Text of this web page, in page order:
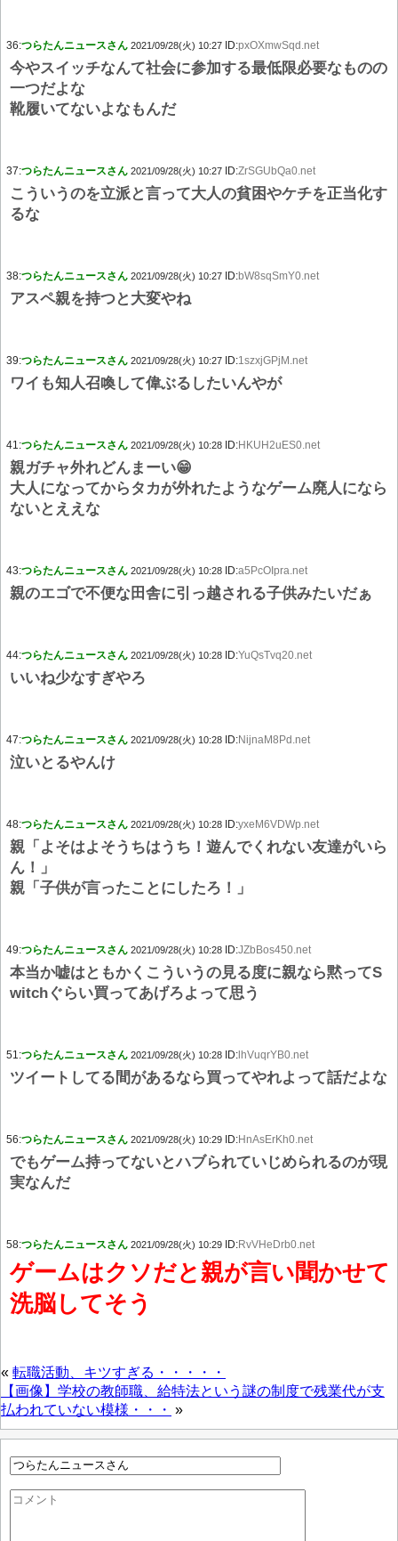
36:つらたんニュースさん 2021/09/28(火) 10:27 ID:pxOXmwSqd.net
今やスイッチなんて社会に参加する最低限必要なものの
一つだよな
靴履いてないよなもんだ
37:つらたんニュースさん 2021/09/28(火) 10:27 ID:ZrSGUbQa0.net
こういうのを立派と言って大人の貧困やケチを正当化す
るな
38:つらたんニュースさん 2021/09/28(火) 10:27 ID:bW8sqSmY0.net
アスペ親を持つと大変やね
39:つらたんニュースさん 2021/09/28(火) 10:27 ID:1szxjGPjM.net
ワイも知人召喚して偉ぶるしたいんやが
41:つらたんニュースさん 2021/09/28(火) 10:28 ID:HKUH2uES0.net
親ガチャ外れどんまーい😁
大人になってからタカが外れたようなゲーム廃人になら
ないとええな
43:つらたんニュースさん 2021/09/28(火) 10:28 ID:a5PcOIpra.net
親のエゴで不便な田舎に引っ越される子供みたいだぁ
44:つらたんニュースさん 2021/09/28(火) 10:28 ID:YuQsTvq20.net
いいね少なすぎやろ
47:つらたんニュースさん 2021/09/28(火) 10:28 ID:NijnaM8Pd.net
泣いとるやんけ
48:つらたんニュースさん 2021/09/28(火) 10:28 ID:yxeM6VDWp.net
親「よそはよそうちはうち！遊んでくれない友達がいら
ん！」
親「子供が言ったことにしたろ！」
49:つらたんニュースさん 2021/09/28(火) 10:28 ID:JZbBos450.net
本当か嘘はともかくこういうの見る度に親なら黙ってS
witchぐらい買ってあげろよって思う
51:つらたんニュースさん 2021/09/28(火) 10:28 ID: lhVuqrYB0.net
ツイートしてる間があるなら買ってやれよって話だよな
56:つらたんニュースさん 2021/09/28(火) 10:29 ID:HnAsErKh0.net
でもゲーム持ってないとハブられていじめられるのが現
実なんだ
58:つらたんニュースさん 2021/09/28(火) 10:29 ID:RvVHeDrb0.net
ゲームはクソだと親が言い聞かせて
洗脳してそう
« 転職活動、キツすぎる・・・・・
【画像】学校の教師職、給特法という謎の制度で残業代が支
払われていない模様・・・ »